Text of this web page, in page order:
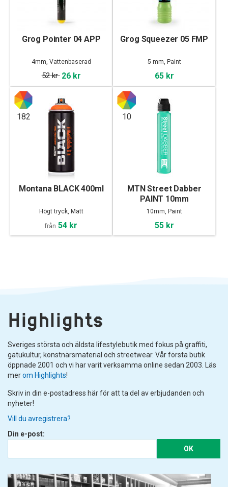
Grog Pointer 04 APP
4mm, Vattenbaserad
52 kr 26 kr
Grog Squeezer 05 FMP
5 mm, Paint
65 kr
182
Montana BLACK 400ml
Högt tryck, Matt
från 54 kr
10
MTN Street Dabber
PAINT 10mm
10mm, Paint
55 kr
Highlights
Sveriges största och äldsta lifestylebutik med fokus på graffiti,
gatukultur, konstnärsmaterial och streetwear. Vår första butik
öppnade 2001 och vi har varit verksamma online sedan 2003. Läs
merom Highlights!
Skriv in din e-postadress här för att ta del av erbjudanden och
nyheter!
Vill du avregistrera?
Din e-post:
OK